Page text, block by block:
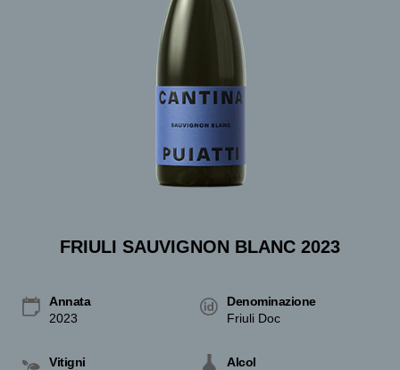
FRIULI SAUVIGNON BLANC 2023
Annata
2023
Denominazione
Friuli Doc
Vitigni
Alcol